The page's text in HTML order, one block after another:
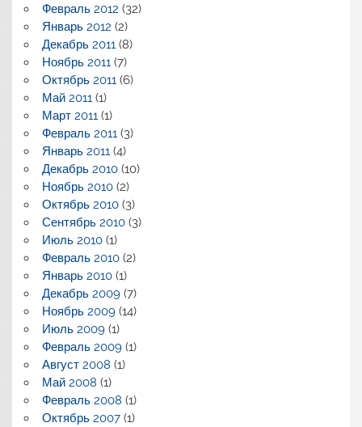
Февраль 2012 (32)
Январь 2012 (2)
Декабрь 2011(8)
Ноябрь 2011(7)
Октябрь 2011(6)
Май 2011(1)
Март 2011(1)
Февраль 2011(3)
Январь 2011(4)
Декабрь 2010(10)
Ноябрь 2010(2)
Октябрь 2010(3)
Сентябрь 2010(3)
Июль 2010(1)
Февраль 2010(2)
Январь 2010(1)
Декабрь 2009(7)
Ноябрь 2009(14)
Июль 2009(1)
Февраль 2009(1)
Август 2008 (1)
Май 2008 (1)
Февраль 2008 (1)
Октябрь 2007(1)